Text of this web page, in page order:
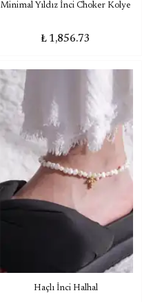
Minimal Yıldız İnci Choker Kolye
₺ 1,856.73
Haçlı İnci Halhal